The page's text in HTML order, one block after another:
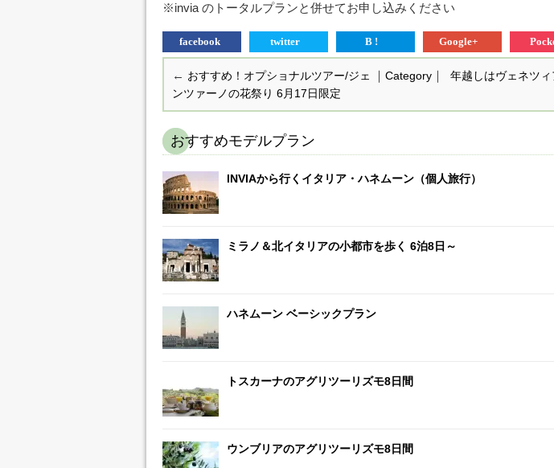
※invia のトータルプランと併せてお申し込みください
facebook twitter B ! Google+
← おすすめ！オプショナルツアー/ジェ
ンツァーノの花祭り 6月17日限定
｜Category ｜ 年越しはヴェネツィ
おすすめモデルプラン
INVIAから行くイタリア・ハネムーン（個人旅行）
ミラノ＆北イタリアの小都市を歩く 6泊8日～
ハネムーン ベーシックプラン
トスカーナのアグリツーリズモ8日間
ウンブリアのアグリツーリズモ8日間